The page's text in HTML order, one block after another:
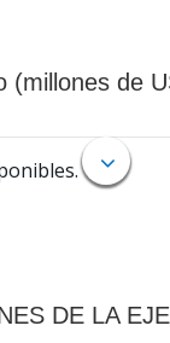
(millones de
DE LA